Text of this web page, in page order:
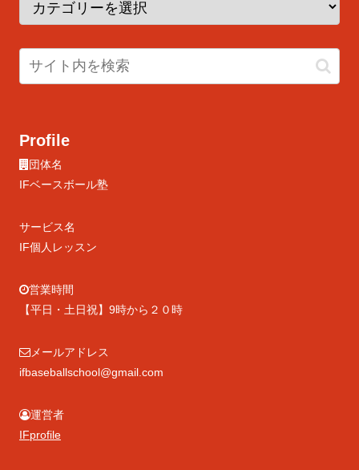
Profile
団体名
IFベースボール塾
サービス名
IF個人レッスン
営業時間
【平日・土日祝】9時から２０時
メールアドレス
ifbaseballschool@gmail.com
運営者
IFprofile